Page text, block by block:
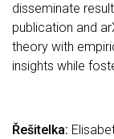
disseminate
publication and
theory with
insights while
Řešitelka: